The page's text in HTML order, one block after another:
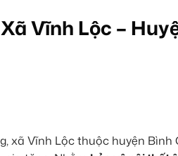
Vĩnh Lộc –
xã Vĩnh Lộc thuộc huyện